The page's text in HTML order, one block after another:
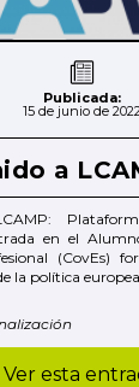
Publicada:
15 de junio de 2022
a
en el
(CovEs)
la política europea
Ver esta